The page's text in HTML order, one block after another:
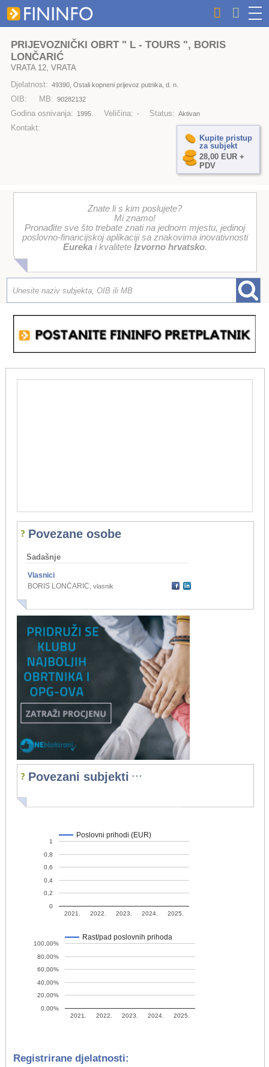
PRIJEVOZNIČKI OBRT " L - TOURS ", BORIS
LONČARIĆ
VRATA 12, VRATA
Djelatnost: 49390, Ostali kopneni prijevoz putnika, d. n.
OIB: MB: 90282132
Godina osnivanja: 1995. Veličina: - Status: Aktivan
Kontakt:
Kupite pristup
za subjekt
28,00 EUR +
PDV
Znate li s kim poslujete?
Mi znamo!
Pronađite sve što trebate znati na jednom mjestu, jedinoj
poslovno-financijskoj aplikaciji sa znakovima inovativnosti
Eurekai kvalitete Izvorno hrvatsko.
Povezane osobe
Sadašnje
Vlasnici
BORIS LONČARIĆ, vlasnik
Povezani subjekti ...
Poslovni prihodi (EUR)
2021. 2022. 2023. 2024. 2025.
0
0,2
0,4
0,6
0,8
1
Rast/pad poslovnih prihoda
2021. 2022. 2023. 2024. 2025.
0,00%
20,00%
40,00%
60,00%
80,00%
100,00%
Registrirane djelatnosti: